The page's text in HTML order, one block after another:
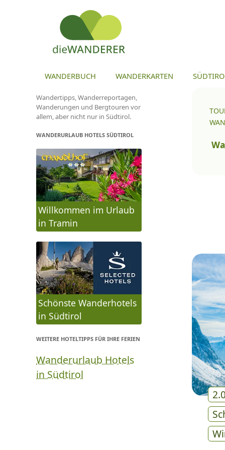
WANDERBUCH WANDERKARTEN
Wandertipps, Wanderreportagen,
Wanderungen und Bergtouren vor
allem, aber nicht nur in Südtirol.
WANDERURLAUB HOTELS SÜDTIROL
Willkommen im Urlaub
in Tramin
Schönste Wanderhotels
in Südtirol
WEITERE HOTELTIPPS FÜR IHRE FERIEN
Wanderurlaub Hotels
in Südtirol